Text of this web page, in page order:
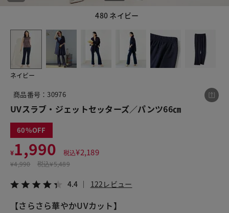
480 ネイビー
ネイビー
商品番号：30976
UVスラブ・ジェットセッターズ／パンツ66㎝
60
¥1,990 税込¥2,189
¥4,990 税込¥5,489
4.4 122レビュー
【さらさら華やかUVカット】
この商品をシェアする
¥1,990 税込¥2,189